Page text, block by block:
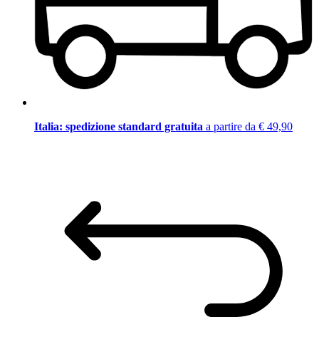
Italia: spedizione standard gratuita a partire da € 49,90